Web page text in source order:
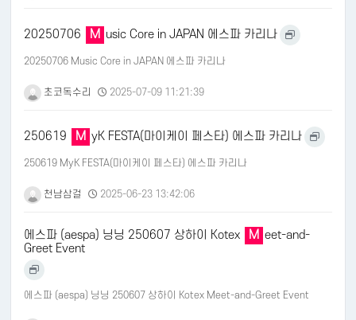
20250706 M usic Core in JAPAN 에스파 카리나
20250706 Music Core in JAPAN 에스파 카리나
초코독수리 2025-07-09 11:21:39
250619 M yK FESTA(마이케이 페스타) 에스파 카리나
250619 MyK FESTA(마이케이 페스타) 에스파 카리나
천남삼걸 2025-06-23 13:42:06
에스파 (aespa) 닝닝 250607 상하이 Kotex M eet-and-
Greet Event
에스파 (aespa) 닝닝 250607 상하이 Kotex Meet-and-Greet Event